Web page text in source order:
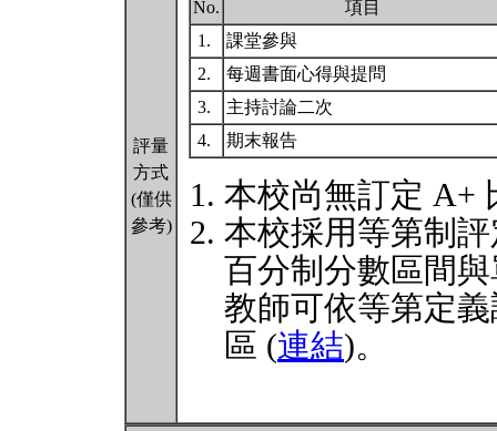
評量
方式
(僅供
參考)
No.
項目
1.
課堂參與
2.
每週書面心得與提問
3.
主持討論二次
4.
期末報告
本校尚無訂定 A+
本校採用等第制
百分制分數區間
教師可依等第定
區 (連結)。